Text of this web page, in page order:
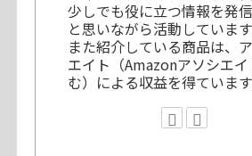
少しでも役に立つ情報を発
と思いながら活動しています
また紹介している商品は、
エイト（Amazonアソシエイ
む）による収益を得ています